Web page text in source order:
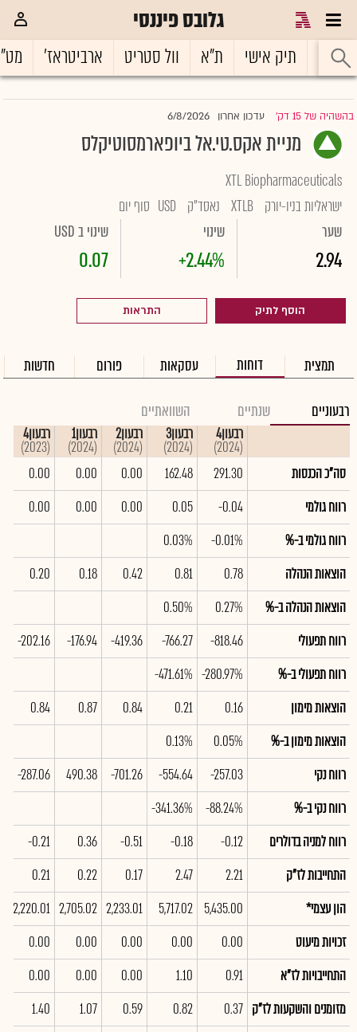
גלובס פיננסי
ראשי תיק אישי ת"א וול סטריט ארביטראז'
בהשהיה של 15 דק' |עדכון אחרון 6/8/2026
מניית אקס.טי.אל ביופארמסוטיקלס
XTL Biopharmaceuticals
ישראליות בניו-יורק XTLB נאסד"ק USD סוף יום
שער
2.94
שינוי
+2.44%
שינוי ב USD
0.07
הוסף לתיק התראות
תמצית דוחות עסקאות פורום חדשות
רבעוניים שנתיים השוואתיים
רבעון4
(2024)
רבעון3
(2024)
רבעון2
(2024)
רבעון1
(2024)
רבעון4
(2023)
סה"כ הכנסות
291.30
162.48
0.00
0.00
0.00
רווח גולמי
-0.04
0.05
0.00
0.00
0.00
רווח גולמי ב-%
-0.01%
0.03%
הוצאות הנהלה
0.78
0.81
0.42
0.18
0.20
הוצאות הנהלה ב-%
0.27%
0.50%
רווח תפעולי
-818.46
-766.27
-419.36
-176.94
-202.16
רווח תפעולי ב-%
-280.97%
-471.61%
הוצאות מימון
0.16
0.21
0.84
0.87
0.84
הוצאות מימון ב-%
0.05%
0.13%
רווח נקי
-257.03
-554.64
-701.26
490.38
-287.06
רווח נקי ב-%
-88.24%
-341.36%
רווח למניה בדולרים
-0.12
-0.18
-0.51
0.36
-0.21
התחייבות לז"ק
2.21
2.47
0.17
0.22
0.21
הון עצמי*
5,435.00
5,717.02
2,233.01
2,705.02
2,220.01
זכויות מיעוט
0.00
0.00
0.00
0.00
0.00
התחייבויות לז"א
0.91
1.10
0.00
0.00
0.00
מזומנים והשקעות לז"ק 0.37
0.82
0.59
1.07
1.40